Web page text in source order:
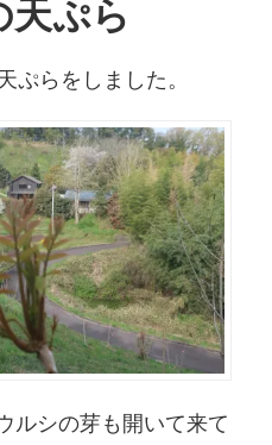
天ぷら
ぷらをしました。
ルシの芽も開いて来て